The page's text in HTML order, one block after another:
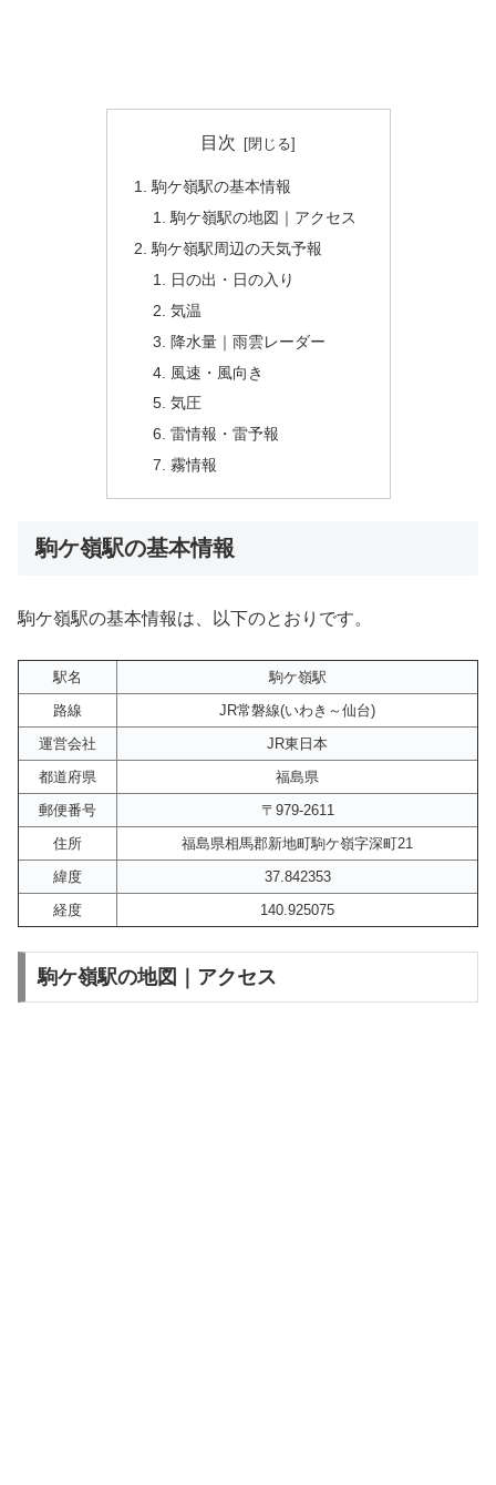
目次
駒ケ嶺駅の基本情報
駒ケ嶺駅の地図｜アクセス
駒ケ嶺駅周辺の天気予報
日の出・日の入り
気温
降水量｜雨雲レーダー
風速・風向き
気圧
雷情報・雷予報
霧情報
駒ケ嶺駅の基本情報
駒ケ嶺駅の基本情報は、以下のとおりです。
駅名
駒ケ嶺駅
路線
JR常磐線(いわき～仙台)
運営会社
JR東日本
都道府県
福島県
郵便番号
〒979-2611
住所
福島県相馬郡新地町駒ケ嶺字深町21
緯度
37.842353
経度
140.925075
駒ケ嶺駅の地図｜アクセス